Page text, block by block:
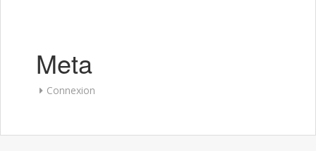
Meta
Connexion